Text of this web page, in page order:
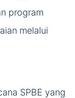
program
melalui
SPBE yang